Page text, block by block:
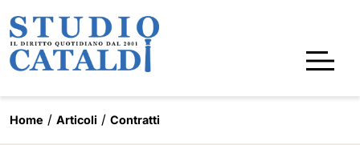
Home Articoli Contratti